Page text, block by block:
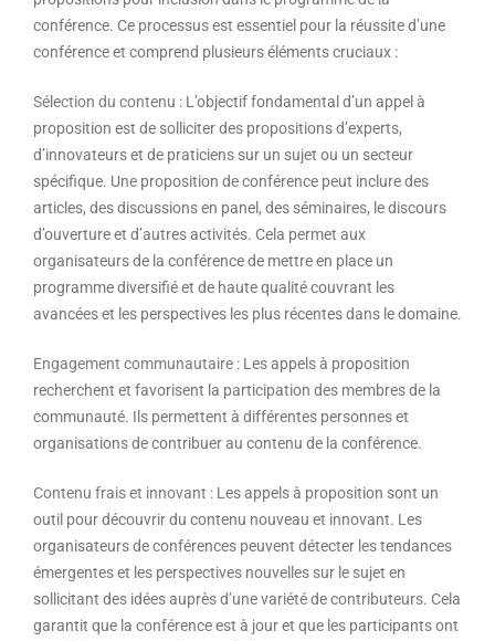
conférence. Ce processus est essentiel pour la réussite d’une
conférence et comprend plusieurs éléments cruciaux :
Sélection du contenu : L’objectif fondamental d’un appel à
proposition est de solliciter des propositions d’experts,
d’innovateurs et de praticiens sur un sujet ou un secteur
spécifique. Une proposition de conférence peut inclure des
articles, des discussions en panel, des séminaires, le discours
d’ouverture et d’autres activités. Cela permet aux
organisateurs de la conférence de mettre en place un
programme diversifié et de haute qualité couvrant les
avancées et les perspectives les plus récentes dans le domaine.
Engagement communautaire : Les appels à proposition
recherchent et favorisent la participation des membres de la
communauté. Ils permettent à différentes personnes et
organisations de contribuer au contenu de la conférence.
Contenu frais et innovant : Les appels à proposition sont un
outil pour découvrir du contenu nouveau et innovant. Les
organisateurs de conférences peuvent détecter les tendances
émergentes et les perspectives nouvelles sur le sujet en
sollicitant des idées auprès d’une variété de contributeurs. Cela
garantit que la conférence est à jour et que les participants ont